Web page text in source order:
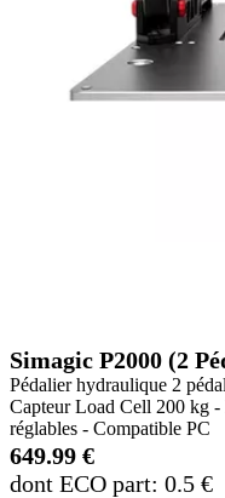
Simagic P2000 (2
Pédalier hydraulique 2
Capteur Load Cell 200 kg
réglables - Compatible PC
649.99 €
dont ECO part: 0.5 €